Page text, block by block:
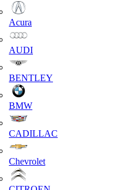
Acura
AUDI
BENTLEY
BMW
CADILLAC
Chevrolet